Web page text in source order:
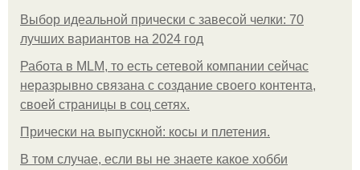
Выбор идеальной прически с завесой челки: 70
лучших вариантов на 2024 год
Работа в MLM, то есть сетевой компании сейчас
неразрывно связана с создание своего контента,
своей страницы в соц сетях.
Прически на выпускной: косы и плетения.
В том случае, если вы не знаете какое хобби